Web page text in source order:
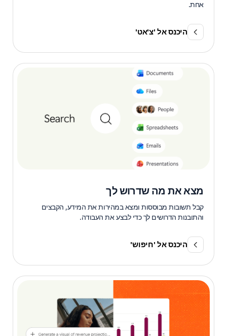
אחת.
היכנס אל 'צ'אט'
מצא את מה שדרוש לך
קבל תשובות מבוססות ומצא במהירות את המידע, הקבצים
והתובנות הדרושים לך כדי לבצע את העבודה.
היכנס אל 'חיפוש'